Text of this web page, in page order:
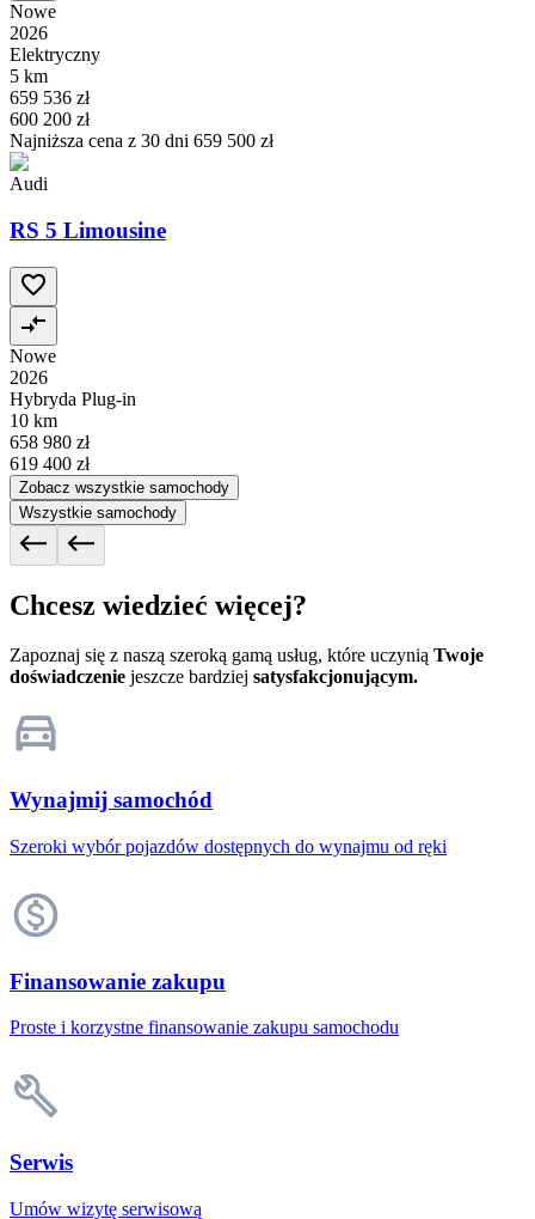
Nowe
2026
Elektryczny
5 km
659 536 zł
600 200 zł
Najniższa cena z 30 dni 659 500 zł
Audi
RS 5 Limousine
Nowe
2026
Hybryda Plug-in
10 km
658 980 zł
619 400 zł
Zobacz wszystkie samochody
Wszystkie samochody
Chcesz wiedzieć więcej?
Zapoznaj się z naszą szeroką gamą usług, które uczynią Twoje
doświadczenie jeszcze bardziej satysfakcjonującym.
Wynajmij samochód
Szeroki wybór pojazdów dostępnych do wynajmu od ręki
Finansowanie zakupu
Proste i korzystne finansowanie zakupu samochodu
Serwis
Umów wizytę serwisową